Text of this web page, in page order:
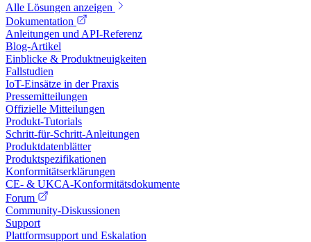
Alle Lösungen anzeigen
Dokumentation
Anleitungen und API-Referenz
Blog-Artikel
Einblicke & Produktneuigkeiten
Fallstudien
IoT-Einsätze in der Praxis
Pressemitteilungen
Offizielle Mitteilungen
Produkt-Tutorials
Schritt-für-Schritt-Anleitungen
Produktdatenblätter
Produktspezifikationen
Konformitätserklärungen
CE- & UKCA-Konformitätsdokumente
Forum
Community-Diskussionen
Support
Plattformsupport und Eskalation